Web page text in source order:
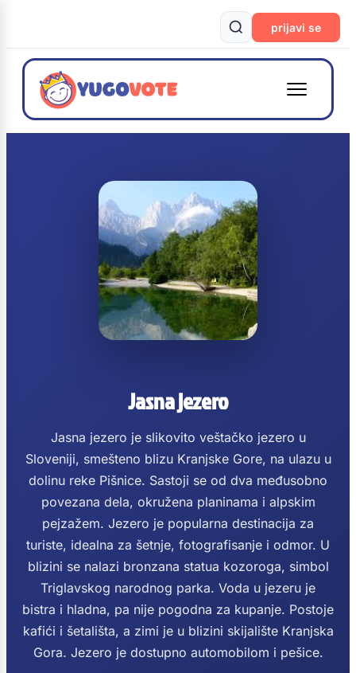
prijavi se
Jasna jezero
Jasna jezero je slikovito veštačko jezero u
Sloveniji, smešteno blizu Kranjske Gore, na ulazu u
dolinu reke Pišnice. Sastoji se od dva međusobno
povezana dela, okružena planinama i alpskim
pejzažem. Jezero je popularna destinacija za
turiste, idealna za šetnje, fotografisanje i odmor. U
blizini se nalazi bronzana statua kozoroga, simbol
Triglavskog narodnog parka. Voda u jezeru je
bistra i hladna, pa nije pogodna za kupanje. Postoje
kafići i šetališta, a zimi je u blizini skijalište Kranjska
Gora. Jezero je dostupno automobilom i pešice.